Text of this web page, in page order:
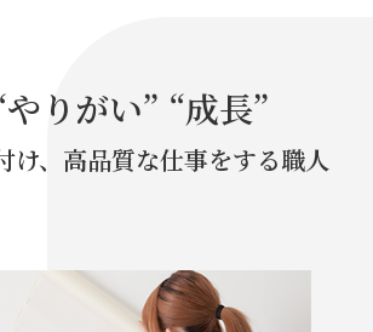
りがい” “成長”
け、高品質な仕事をする職人